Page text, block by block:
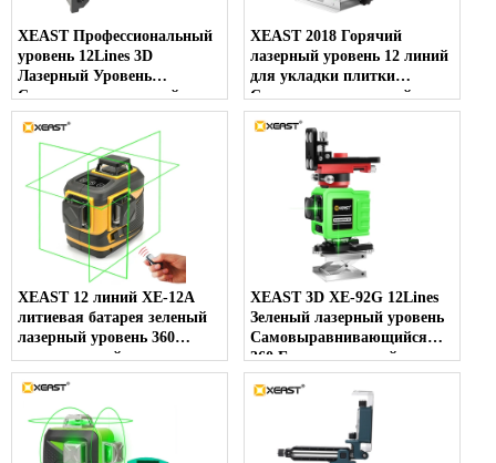
XEAST Профессиональный
уровень 12Lines 3D
Лазерный Уровень
Самовыравнивающийся
360 лазерный уровень
Зеленый Лазерный Луч
Линия 532nm, 30 МВт
XEAST 2018 Горячий
лазерный уровень 12 линий
для укладки плитки
Самовыравнивающийся
360 Горизонтальный и
вертикальный крест
Зеленый 3D лазерный
уровень
XEAST 12 линий XE-12A
литиевая батарея зеленый
лазерный уровень 360
вертикальный и
горизонтальный
самонивелирующийся
поперечный 3D лазерный
уровень
XEAST 3D XE-92G 12Lines
Зеленый лазерный уровень
Самовыравнивающийся
360 Горизонтальный и
вертикальный крест Супер
мощный зеленый лазерный